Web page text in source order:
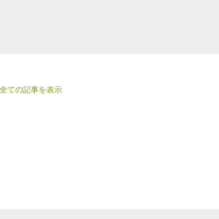
全ての記事を表示